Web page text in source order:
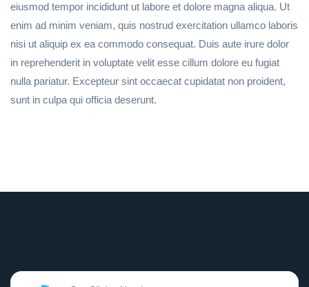
eiusmod tempor incididunt ut labore et dolore magna aliqua. Ut
enim ad minim veniam, quis nostrud exercitation ullamco laboris
nisi ut aliquip ex ea commodo consequat. Duis aute irure dolor
in reprehenderit in voluptate velit esse cillum dolore eu fugiat
nulla pariatur. Excepteur sint occaecat cupidatat non proident,
sunt in culpa qui officia deserunt.